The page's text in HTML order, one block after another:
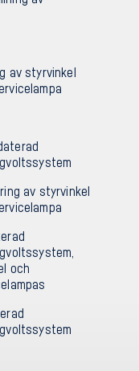
av styrvinkel
av styrvinkel
och